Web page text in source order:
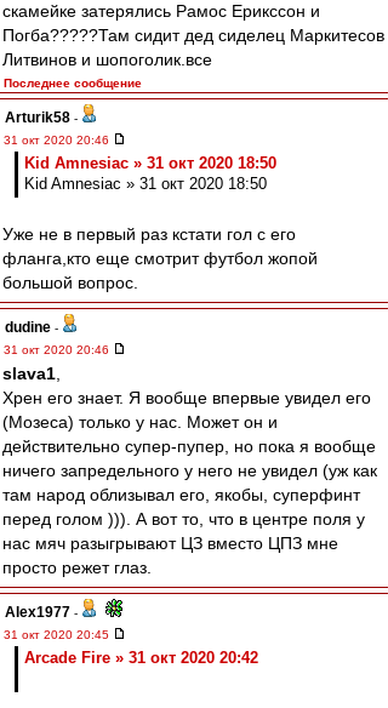
скамейке затерялись Рамос Ерикссон и
Погба?????Там сидит дед сиделец Маркитесов
Литвинов и шопоголик.все
Последнее сообщение
Arturik58 -
31 окт 2020 20:46
Kid Amnesiac » 31 окт 2020 18:50
Kid Amnesiac » 31 окт 2020 18:50
Уже не в первый раз кстати гол с его
фланга,кто еще смотрит футбол жопой
большой вопрос.
dudine -
31 окт 2020 20:46
slava1
Хрен его знает. Я вообще впервые увидел его
(Мозеса) только у нас. Может он и
действительно супер-пупер, но пока я вообще
ничего запредельного у него не увидел (уж как
там народ облизывал его, якобы, суперфинт
перед голом ))). А вот то, что в центре поля у
нас мяч разыгрывают ЦЗ вместо ЦПЗ мне
просто режет глаз.
Alex1977 -
31 окт 2020 20:45
Arcade Fire » 31 окт 2020 20:42